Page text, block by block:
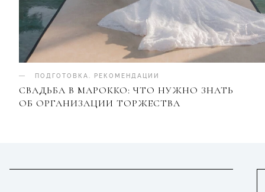
ПОДГОТОВКА РЕКОМЕНДАЦИИ
СВАДЬБА В МАРОККО: ЧТО НУЖНО ЗНАТЬ
ОБ ОРГАНИЗАЦИИ ТОРЖЕСТВА